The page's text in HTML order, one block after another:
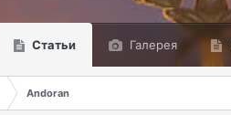
Статьи Галерея
Andoran